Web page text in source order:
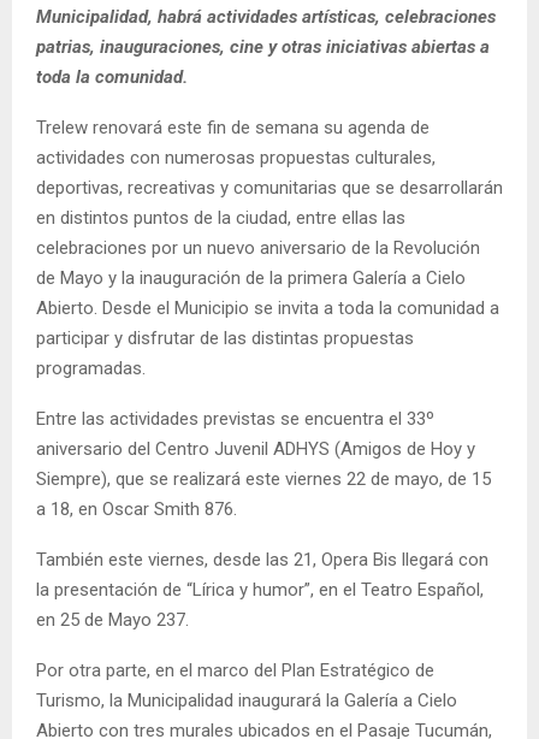
Municipalidad, habrá actividades artísticas, celebraciones
patrias, inauguraciones, cine y otras iniciativas abiertas a
toda la comunidad.
Trelew renovará este fin de semana su agenda de
actividades con numerosas propuestas culturales,
deportivas, recreativas y comunitarias que se desarrollarán
en distintos puntos de la ciudad, entre ellas las
celebraciones por un nuevo aniversario de la Revolución
de Mayo y la inauguración de la primera Galería a Cielo
Abierto. Desde el Municipio se invita a toda la comunidad a
participar y disfrutar de las distintas propuestas
programadas.
Entre las actividades previstas se encuentra el 33º
aniversario del Centro Juvenil ADHYS (Amigos de Hoy y
Siempre), que se realizará este viernes 22 de mayo, de 15
a 18, en Oscar Smith 876.
También este viernes, desde las 21, Opera Bis llegará con
la presentación de “Lírica y humor”, en el Teatro Español,
en 25 de Mayo 237.
Por otra parte, en el marco del Plan Estratégico de
Turismo, la Municipalidad inaugurará la Galería a Cielo
Abierto con tres murales ubicados en el Pasaje Tucumán,